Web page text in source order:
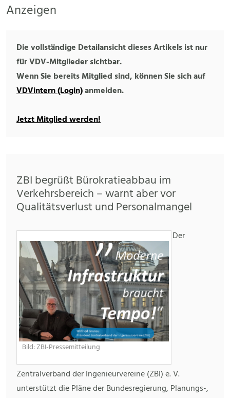
Anzeigen
Die vollständige Detailansicht dieses Artikels ist nur
für VDV-Mitglieder sichtbar.
Wenn Sie bereits Mitglied sind, können Sie sich auf
VDVintern (Login)anmelden.
Jetzt Mitglied werden!
ZBI begrüßt Bürokratieabbau im
Verkehrsbereich – warnt aber vor
Qualitätsverlust und Personalmangel
Bild: ZBI-Pressemitteilung
Der
Zentralverband der Ingenieurvereine (ZBI) e. V.
unterstützt die Pläne der Bundesregierung, Planungs-,